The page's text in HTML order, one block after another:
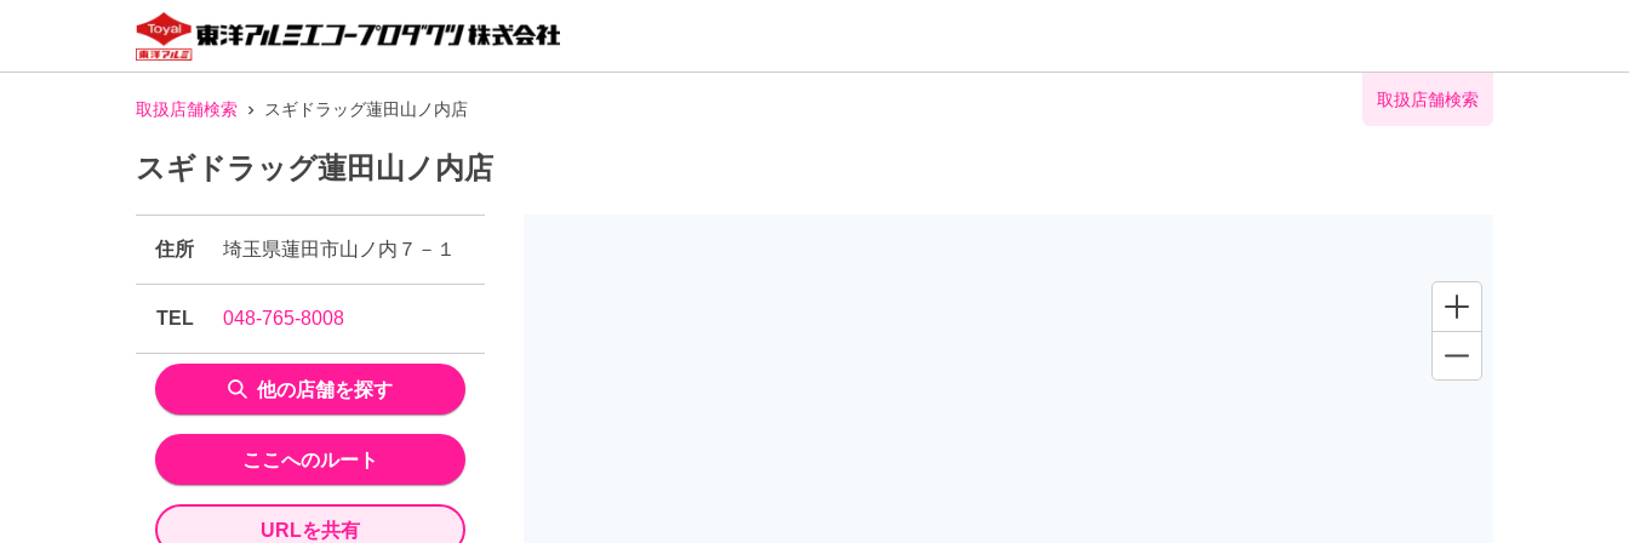
取扱店舗検索 スギドラッグ蓮田山ノ内店 取扱店舗検索
スギドラッグ蓮田山ノ内店
住所 埼玉県蓮田市山ノ内７－１
TEL 048-765-8008
他の店舗を探す
ここへのルート
URLを共有